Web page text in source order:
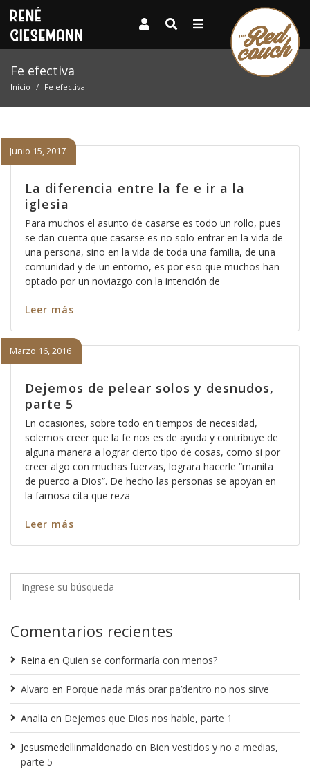
Fe efectiva
Inicio Fe efectiva
La diferencia entre la fe e ir a la
iglesia
Junio 15, 2017
Para muchos el asunto de casarse es todo un rollo, pues
se dan cuenta que casarse es no solo entrar en la vida de
una persona, sino en la vida de toda una familia, de una
comunidad y de un entorno, es por eso que muchos han
optado por un noviazgo con la intención de
Leer más
Dejemos de pelear solos y desnudos,
parte 5
Marzo 16, 2016
En ocasiones, sobre todo en tiempos de necesidad,
solemos creer que la fe nos es de ayuda y contribuye de
alguna manera a lograr cierto tipo de cosas, como si por
creer algo con muchas fuerzas, lograra hacerle “manita
de puerco a Dios”. De hecho las personas se apoyan en
la famosa cita que reza
Leer más
Comentarios recientes
Reina en Quien se conformaría con menos?
Alvaro en Porque nada más orar pa’dentro no nos sirve
Analia en Dejemos que Dios nos hable, parte 1
Jesusmedellinmaldonado en Bien vestidos y no a medias,
parte 5